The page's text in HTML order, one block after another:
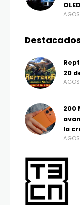
OLED
Destacados
20
200
la